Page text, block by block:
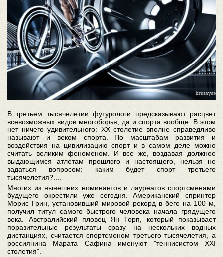
В третьем тысячелетии футурологи предсказывают расцвет
всевозможных видов многоборья, да и спорта вообще. В этом
нет ничего удивительного: ХХ столетие вполне справедливо
называют и веком спорта. По масштабам развития и
воздействия на цивилизацию спорт и в самом деле можно
считать великим феноменом. И все же, воздавая должное
выдающимся атлетам прошлого и настоящего, нельзя не
задаться вопросом: каким будет спорт третьего
тысячелетия?....
Многих из нынешних номинантов и лауреатов спортсменами
будущего окрестили уже сегодня. Американский спринтер
Морис Грин, установивший мировой рекорд в беге на 100 м,
получил титул самого быстрого человека начала грядущего
века. Австралийский пловец Ян Торп, который показывает
поразительные результаты сразу на нескольких водных
дистанциях, считается спортсменом третьего тысячелетия, а
россиянина Марата Сафина именуют "теннисистом ХХI
столетия".